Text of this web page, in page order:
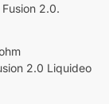
2.0.
2.0 Liquideo